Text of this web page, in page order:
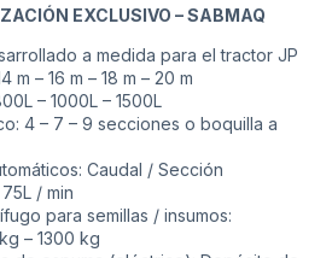
EXCLUSIVO – SABMAQ
a medida para el tractor JP
m – 16 m – 18 m – 20 m
– 1000L – 1500L
4 – 7 – 9 secciones o boquilla a
Caudal / Sección
/ min
para semillas / insumos:
– 1300 kg